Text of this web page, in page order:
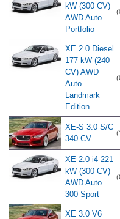
kW (300 CV)
AWD Auto
Portfolio
XE 2.0 Diesel
177 kW (240
CV) AWD
Auto
Landmark
Edition
XE-S 3.0 S/C
340 CV
XE 2.0 i4 221
kW (300 CV)
AWD Auto
300 Sport
XE 3.0 V6